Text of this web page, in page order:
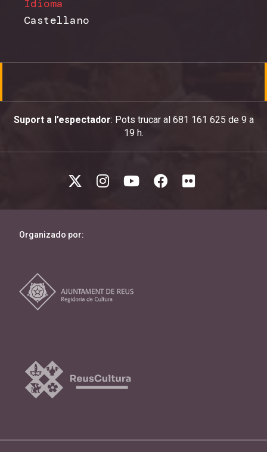
Idioma
Castellano
Suport a l’espectador: Pots trucar al 681 161 625 de 9 a
19 h.
Organizado por: